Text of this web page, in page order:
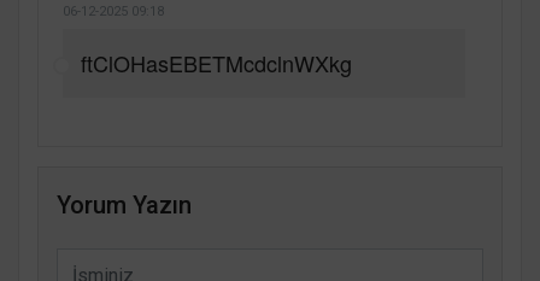
06-12-2025 09:18
ftClOHasEBETMcdclnWXkg
Yorum Yazın